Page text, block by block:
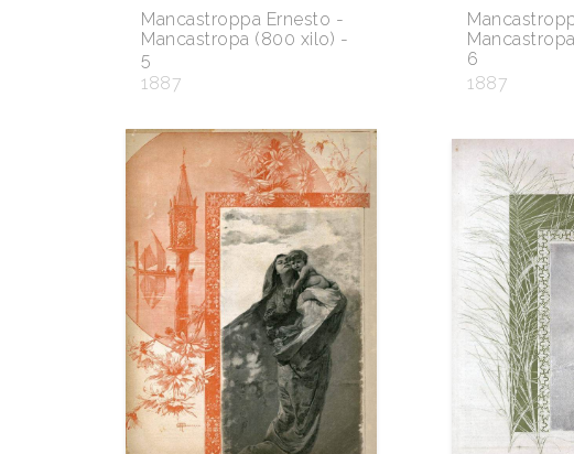
Mancastroppa Ernesto -
Mancastropa (800 xilo) -
5
1887
6
1887